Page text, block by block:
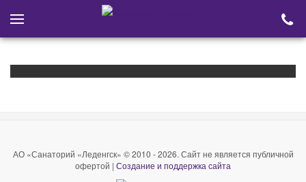
Error
АО «Санаторий «Леденгск» © 2010 - 2026. Сайт не является публичной
офертой | Создание и поддержка сайта